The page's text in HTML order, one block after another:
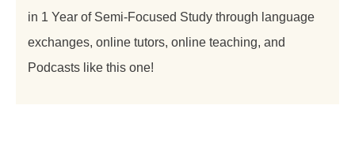
in 1 Year of Semi-Focused Study through language
exchanges, online tutors, online teaching, and
Podcasts like this one!